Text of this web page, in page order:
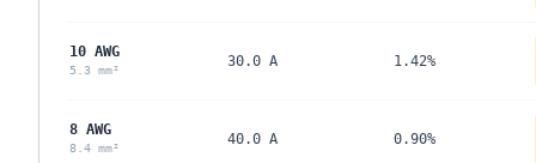
10 AWG
5.3 mm²
30.0 A 1.42%
8 AWG
8.4 mm²
40.0 A 0.90%